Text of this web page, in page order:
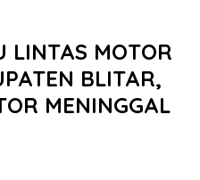
LINTAS MOTOR
BLITAR,
MENINGGAL